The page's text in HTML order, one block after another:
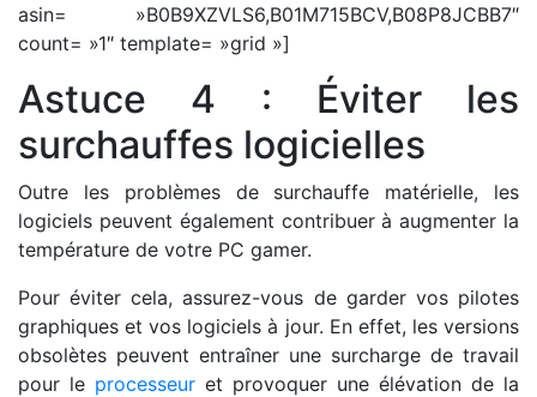
asin= »B0B9XZVLS6,B01M715BCV,B08P8JCBB7″
count= »1″ template= »grid »]
Astuce 4 : Éviter les
surchauffes logicielles
Outre les problèmes de surchauffe matérielle, les
logiciels peuvent également contribuer à augmenter la
température de votre PC gamer.
Pour éviter cela, assurez-vous de garder vos pilotes
graphiques et vos logiciels à jour. En effet, les versions
obsolètes peuvent entraîner une surcharge de travail
pour le processeur et provoquer une élévation de la